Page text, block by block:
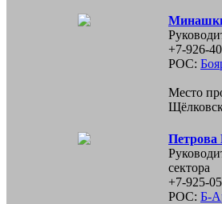
+7-926-
РОС:
Место
Петрова
сектора
+7-925-
РОС: Б-